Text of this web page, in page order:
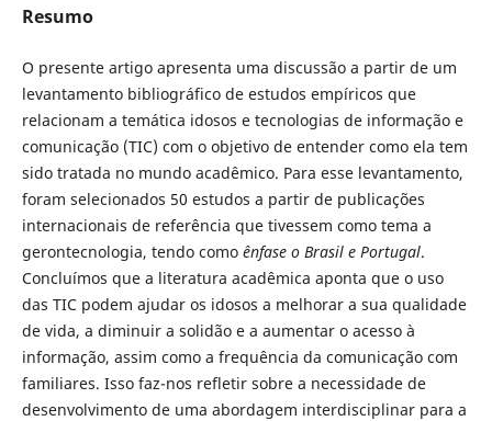
Resumo
O presente artigo apresenta uma discussão a partir de um
levantamento bibliográfico de estudos empíricos que
relacionam a temática idosos e tecnologias de informação e
comunicação (TIC) com o objetivo de entender como ela tem
sido tratada no mundo acadêmico. Para esse levantamento,
foram selecionados 50 estudos a partir de publicações
internacionais de referência que tivessem como tema a
gerontecnologia, tendo como ênfase o Brasil e Portugal.
Concluímos que a literatura acadêmica aponta que o uso
das TIC podem ajudar os idosos a melhorar a sua qualidade
de vida, a diminuir a solidão e a aumentar o acesso à
informação, assim como a frequência da comunicação com
familiares. Isso faz-nos refletir sobre a necessidade de
desenvolvimento de uma abordagem interdisciplinar para a